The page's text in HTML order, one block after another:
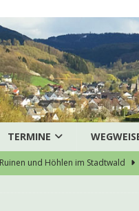
TERMINE
Ruinen und Höhlen im Stadtwald